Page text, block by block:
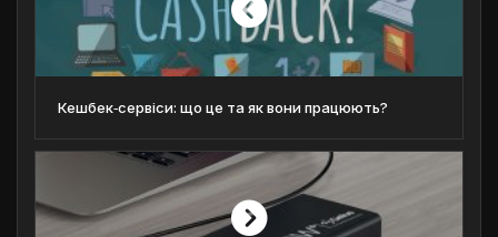
Кешбек‑сервіси: що це та як вони працюють?